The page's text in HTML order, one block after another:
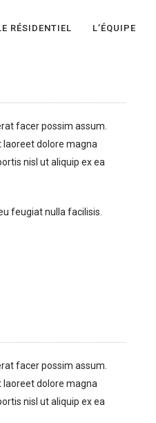
RÉSIDENTIEL L’ÉQUIPE
facer possim assum.
laoreet dolore magna
nisl ut aliquip ex ea
feugiat nulla facilisis.
facer possim assum.
laoreet dolore magna
nisl ut aliquip ex ea